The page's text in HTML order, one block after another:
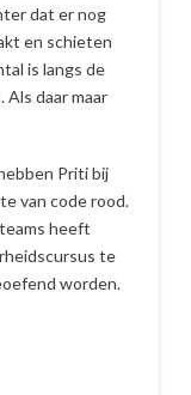
dat er nog
en schieten
is langs de
daar maar
Priti bij
van code rood.
heeft
te
worden.